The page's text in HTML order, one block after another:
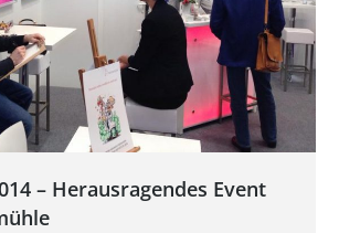
– Herausragendes Event